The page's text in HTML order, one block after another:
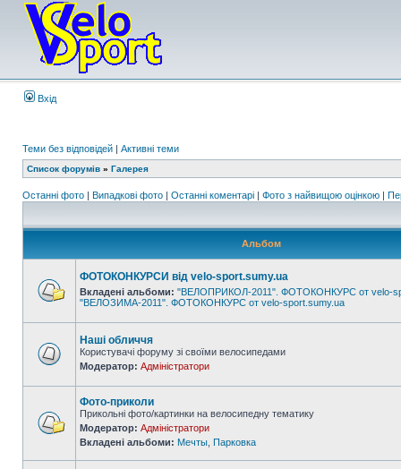
Вхід
Теми без відповідей | Активні теми
Список форумів » Галерея
Останні фото | Випадкові фото | Останні коментарі | Фото з найвищою оцінкою |
Альбом
ФОТОКОНКУРСИ від velo-sport.sumy.ua
Вкладені альбоми: "ВЕЛОПРИКОЛ-2011". ФОТОКОНКУРС от velo-
"ВЕЛОЗИМА-2011". ФОТОКОНКУРС от velo-sport.sumy.ua
Наші обличчя
Користувачі форуму зі своїми велосипедами
Модератор: Адміністратори
Фото-приколи
Прикольні фото/картинки на велосипедну тематику
Модератор: Адміністратори
Вкладені альбоми: Мечты Парковка